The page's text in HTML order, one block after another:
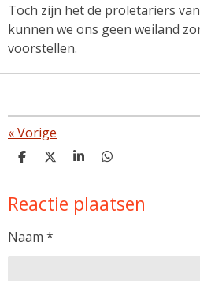
Toch zijn het de proletariërs
kunnen we ons geen weiland
voorstellen.
«Vorige
D
e
n
D
l
S
r
e
D
e
n
Reactie plaatsen
Naam *